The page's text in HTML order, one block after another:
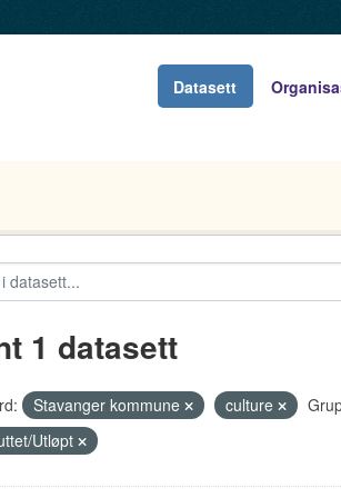
Datasett
1 datasett
Stavanger kommune culture
Utløpt